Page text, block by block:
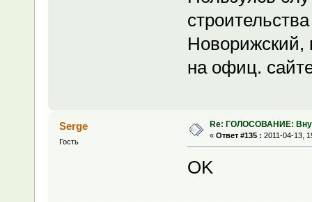
Новорижский,
на офиц.
Serge
Гость
Re: ГОЛОСОВАНИЕ:
« Ответ #135 : 2011-04-13,
OK